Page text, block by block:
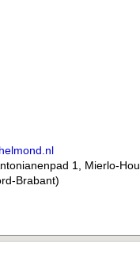
1, Mierlo-
Brabant)